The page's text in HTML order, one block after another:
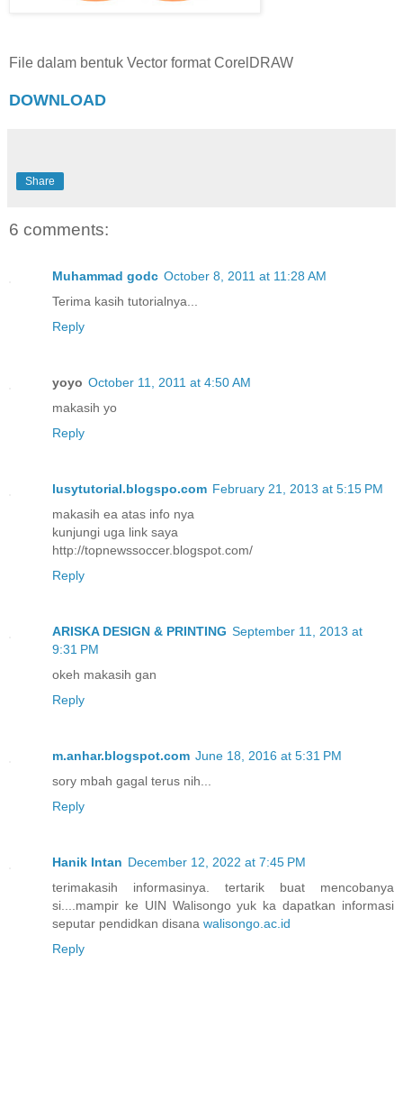
File dalam bentuk Vector format CorelDRAW
DOWNLOAD
Share
6 comments:
Muhammad godc October 8, 2011 at 11:28 AM
Terima kasih tutorialnya...
Reply
yoyo October 11, 2011 at 4:50 AM
makasih yo
Reply
lusytutorial.blogspo.com February 21, 2013 at 5:15 PM
makasih ea atas info nya
kunjungi uga link saya
http://topnewssoccer.blogspot.com/
Reply
ARISKA DESIGN & PRINTING September 11, 2013 at
9:31 PM
okeh makasih gan
Reply
m.anhar.blogspot.com June 18, 2016 at 5:31 PM
sory mbah gagal terus nih...
Reply
Hanik Intan December 12, 2022 at 7:45 PM
terimakasih informasinya. tertarik buat mencobanya
si....mampir ke UIN Walisongo yuk ka dapatkan informasi
seputar pendidkan disana walisongo.ac.id
Reply